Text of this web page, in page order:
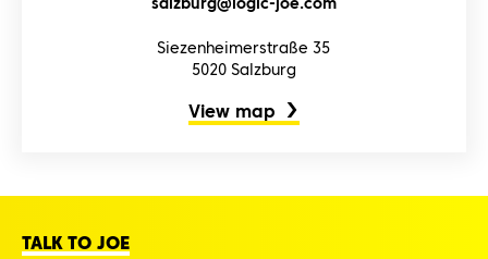
Siezenheimerstraße 35
5020 Salzburg
View map
TALK TO JOE